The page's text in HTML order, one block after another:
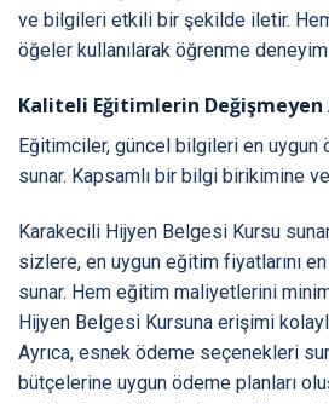
ve bilgileri etkili bir şekilde iletir.
öğeler kullanılarak öğrenme
Kaliteli Eğitimlerin Değişmeyen
Eğitimciler, güncel bilgileri en uygun
sunar. Kapsamlı bir bilgi birikimine
Karakecili Hijyen Belgesi Kursu
sizlere, en uygun eğitim fiyatlarını
sunar. Hem eğitim maliyetlerini
Hijyen Belgesi Kursuna erişimi
Ayrıca, esnek ödeme seçenekleri
bütçelerine uygun ödeme planları